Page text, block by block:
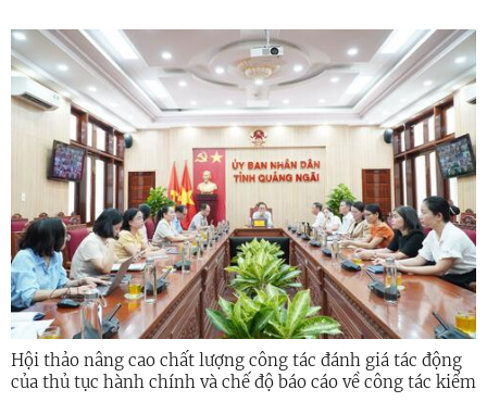
Hội thảo nâng cao chất lượng công tác đánh giá tác động
của thủ tục hành chính và chế độ báo cáo về công tác kiểm